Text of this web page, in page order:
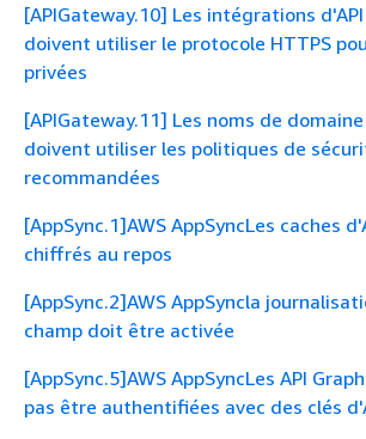
[APIGateway.10] Les intégrations
doivent utiliser le protocole HTTPS
privées
[APIGateway.11] Les noms de
doivent utiliser les politiques de
recommandées
[AppSync.1]AWS AppSyncLes caches
chiffrés au repos
[AppSync.2]AWS AppSyncla
champ doit être activée
[AppSync.5]AWS AppSyncLes API
pas être authentifiées avec des clés